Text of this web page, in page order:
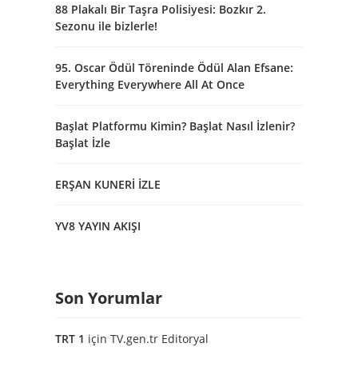
88 Plakalı Bir Taşra Polisiyesi: Bozkır 2.
Sezonu ile bizlerle!
95. Oscar Ödül Töreninde Ödül Alan Efsane:
Everything Everywhere All At Once
Başlat Platformu Kimin? Başlat Nasıl İzlenir?
Başlat İzle
ERŞAN KUNERİ İZLE
YV8 YAYIN AKIŞI
Son Yorumlar
TRT 1 için TV.gen.tr Editoryal